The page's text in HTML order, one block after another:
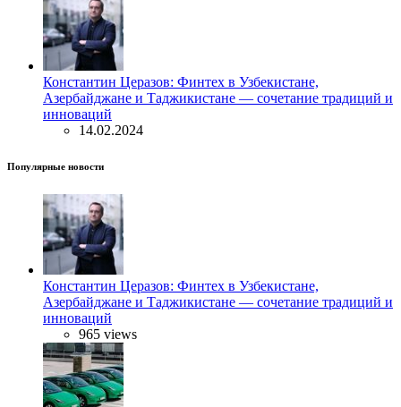
Константин Церазов: Финтех в Узбекистане,
Азербайджане и Таджикистане — сочетание традиций и
инноваций
14.02.2024
Популярные новости
Константин Церазов: Финтех в Узбекистане,
Азербайджане и Таджикистане — сочетание традиций и
инноваций
965 views